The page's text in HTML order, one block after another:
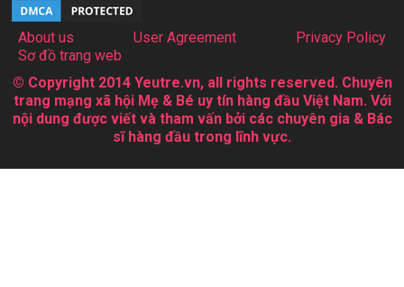
About us User Agreement
Privacy Policy
Sơ đồ trang web
© Copyright 2014 Yeutre.vn, all rights reserved. Chuyên
trang mạng xã hội Mẹ & Bé uy tín hàng đầu Việt Nam. Với
nội dung được viết và tham vấn bởi các chuyên gia & Bác
sĩ hàng đầu trong lĩnh vực.